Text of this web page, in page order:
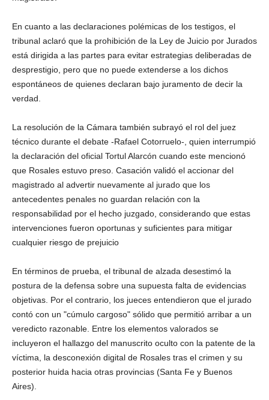
En cuanto a las declaraciones polémicas de los testigos, el
tribunal aclaró que la prohibición de la Ley de Juicio por Jurados
está dirigida a las partes para evitar estrategias deliberadas de
desprestigio, pero que no puede extenderse a los dichos
espontáneos de quienes declaran bajo juramento de decir la
verdad.
La resolución de la Cámara también subrayó el rol del juez
técnico durante el debate -Rafael Cotorruelo-, quien interrumpió
la declaración del oficial Tortul Alarcón cuando este mencionó
que Rosales estuvo preso. Casación validó el accionar del
magistrado al advertir nuevamente al jurado que los
antecedentes penales no guardan relación con la
responsabilidad por el hecho juzgado, considerando que estas
intervenciones fueron oportunas y suficientes para mitigar
cualquier riesgo de prejuicio
En términos de prueba, el tribunal de alzada desestimó la
postura de la defensa sobre una supuesta falta de evidencias
objetivas. Por el contrario, los jueces entendieron que el jurado
contó con un "cúmulo cargoso" sólido que permitió arribar a un
veredicto razonable. Entre los elementos valorados se
incluyeron el hallazgo del manuscrito oculto con la patente de la
víctima, la desconexión digital de Rosales tras el crimen y su
posterior huida hacia otras provincias (Santa Fe y Buenos
Aires).